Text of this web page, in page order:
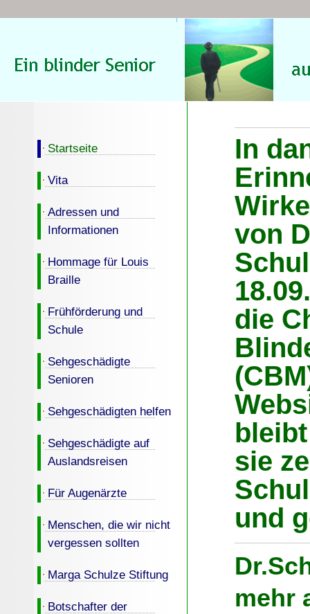
Startseite
Vita
Adressen und
Informationen
Hommage für Louis
Braille
Frühförderung und
Schule
Sehgeschädigte
Senioren
Sehgeschädigten helfen
Sehgeschädigte auf
Auslandsreisen
Für Augenärzte
Menschen, die wir nicht
vergessen sollten
Marga Schulze Stiftung
Botschafter der
In
von
die
sie
und
mehr